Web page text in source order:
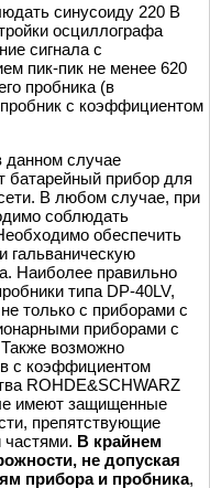
синусоиду 220 В
осциллографа
сигнала с
пик-пик не менее 620
пробника (в
с коэффициентом
данном случае
батарейный прибор для
В любом случае, при
соблюдать
обеспечить
гальваническую
Наиболее правильно
типа DP-40LV,
только с приборами с
приборами с
Также возможно
с коэффициентом
ROHDE&SCHWARZ
имеют защищенные
препятствующие
частями. В крайнем
не допуская
прибора и пробника,